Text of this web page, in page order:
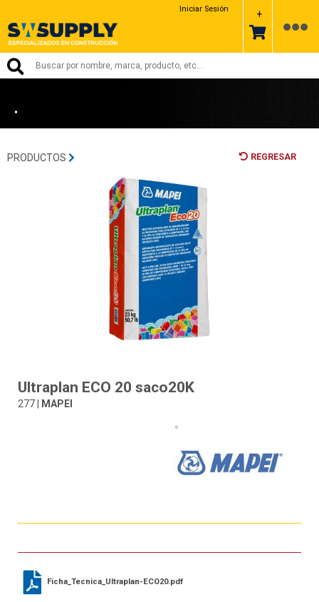
Iniciar Sesión +
•
PRODUCTOS REGRESAR
Ultraplan ECO 20 saco20K
277 | MAPEI
Ficha_Tecnica_Ultraplan-ECO20.pdf